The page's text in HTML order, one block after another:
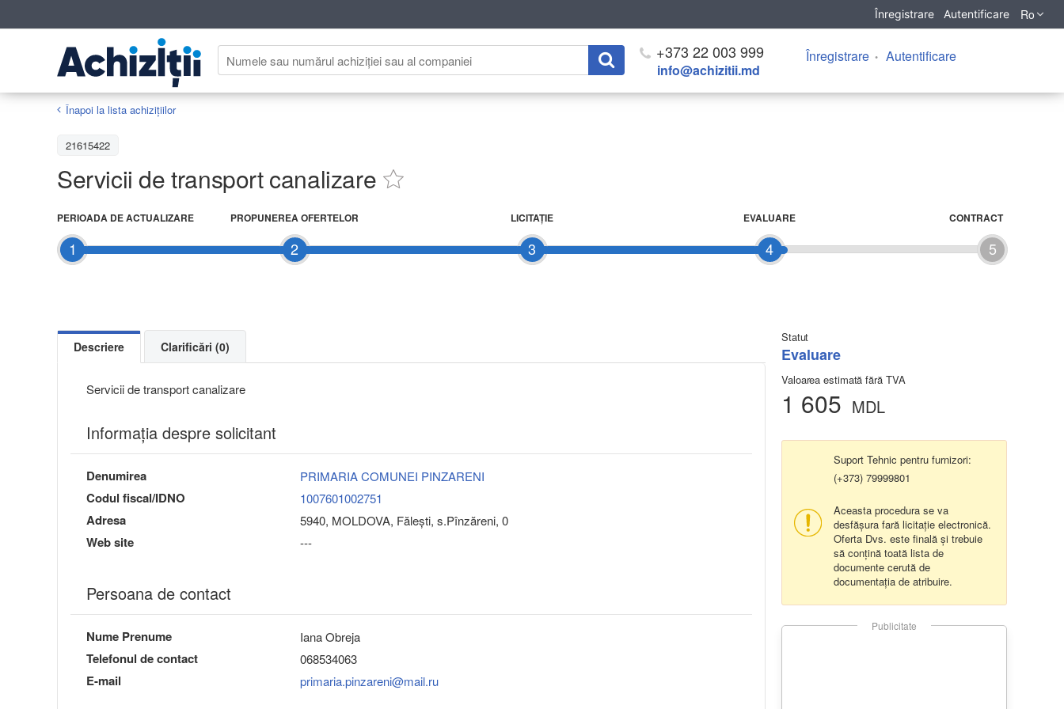
Înregistrare Autentificare Ro
+373 22 003 999
info@achizitii.md
Înregistrare Autentificare
Înapoi la lista achiziţiilor
21615422
Servicii de transport canalizare
1
PERIOADA DE ACTUALIZARE
2
PROPUNEREA OFERTELOR
3
LICITAŢIE
4
EVALUARE
5
CONTRACT
Statut
Evaluare
Valoarea estimată fără TVA
1 605 MDL
Suport Tehnic pentru furnizori:
(+373) 79999801
Aceasta procedura se va
desfășura fară licitație electronică.
Oferta Dvs. este finală și trebuie
să conțină toată lista de
documente cerută de
documentația de atribuire.
Publicitate
Descriere Clarificări (0)
Servicii de transport canalizare
Informaţia despre solicitant
Denumirea PRIMARIA COMUNEI PINZARENI
Codul fiscal/IDNO 1007601002751
Adresa 5940, MOLDOVA, Făleşti, s.Pînzăreni, 0
Web site ---
Persoana de contact
Nume Prenume Iana Obreja
Telefonul de contact 068534063
E-mail primaria.pinzareni@mail.ru